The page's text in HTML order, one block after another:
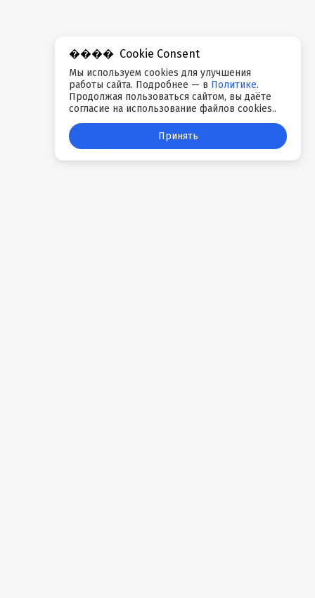
Cookie Consent
Мы используем cookies для улучшения
работы сайта. Подробнее — в Политике.
Продолжая пользоваться сайтом, вы даёте
согласие на использование файлов cookies..
Принять